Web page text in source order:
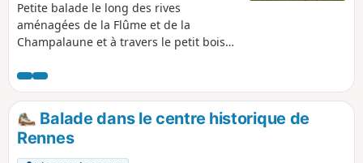
Petite balade le long des rives
aménagées de la Flûme et de la
Champalaune et à travers le petit bois
Balade dans le centre historique de
Rennes